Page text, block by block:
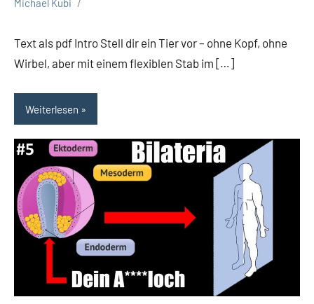
Michael Kubi
Text als pdf Intro Stell dir ein Tier vor – ohne Kopf, ohne
Wirbel, aber mit einem flexiblen Stab im […]
Weiterlesen